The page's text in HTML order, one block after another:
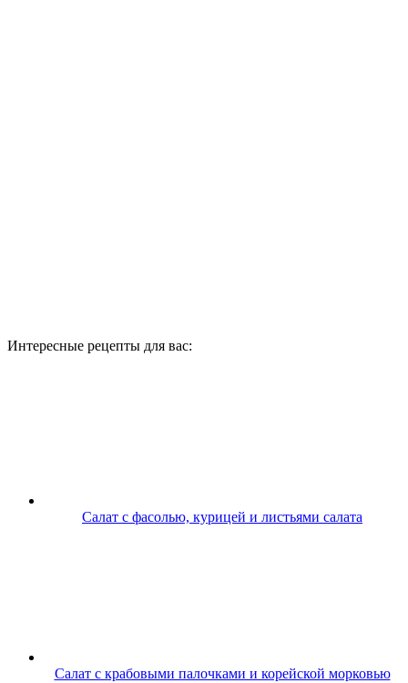
Интересные рецепты для вас:
Салат с фасолью, курицей и листьями салата
Салат с крабовыми палочками и корейской морковью